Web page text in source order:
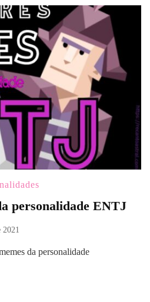
personalidade ENTJ
2021
da personalidade